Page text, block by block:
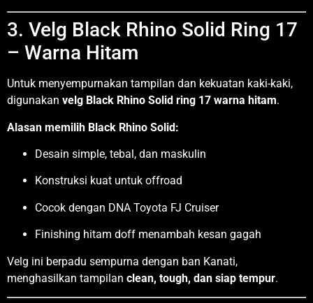
3. Velg Black Rhino Solid Ring 17
– Warna Hitam
Untuk menyempurnakan tampilan dan kekuatan kaki-kaki,
digunakan velg Black Rhino Solid ring 17 warna hitam.
Alasan memilih Black Rhino Solid:
Desain simple, tebal, dan maskulin
Konstruksi kuat untuk offroad
Cocok dengan DNA Toyota FJ Cruiser
Finishing hitam doff menambah kesan gagah
Velg ini berpadu sempurna dengan ban Kanati,
menghasilkan tampilan clean, tough, dan siap tempur.